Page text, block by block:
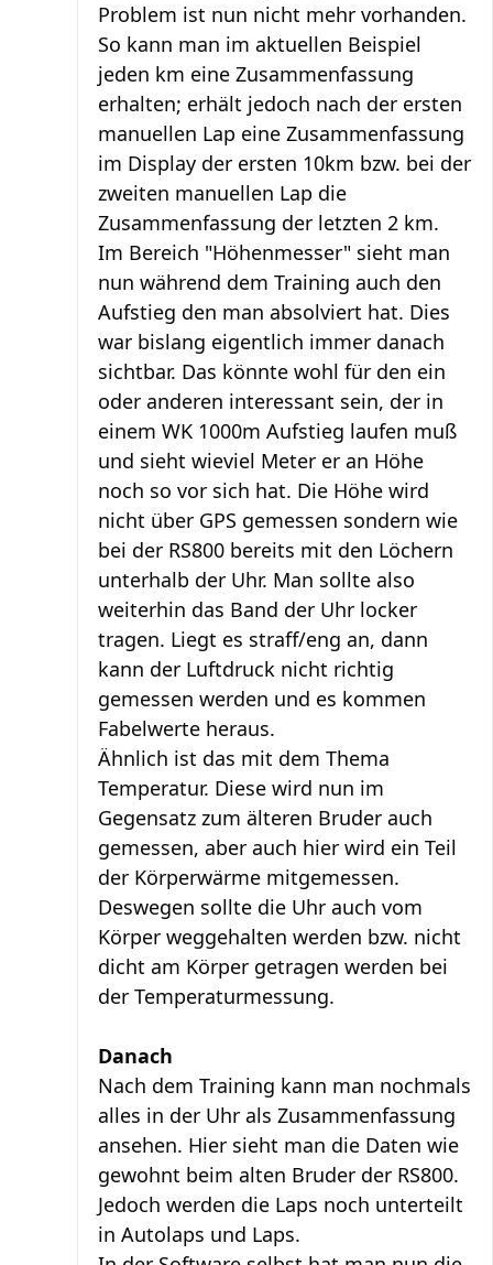
Problem ist nun nicht mehr vorhanden.
So kann man im aktuellen Beispiel
jeden km eine Zusammenfassung
erhalten; erhält jedoch nach der ersten
manuellen Lap eine Zusammenfassung
im Display der ersten 10km bzw. bei der
zweiten manuellen Lap die
Zusammenfassung der letzten 2 km.
Im Bereich "Höhenmesser" sieht man
nun während dem Training auch den
Aufstieg den man absolviert hat. Dies
war bislang eigentlich immer danach
sichtbar. Das könnte wohl für den ein
oder anderen interessant sein, der in
einem WK 1000m Aufstieg laufen muß
und sieht wieviel Meter er an Höhe
noch so vor sich hat. Die Höhe wird
nicht über GPS gemessen sondern wie
bei der RS800 bereits mit den Löchern
unterhalb der Uhr. Man sollte also
weiterhin das Band der Uhr locker
tragen. Liegt es straff/eng an, dann
kann der Luftdruck nicht richtig
gemessen werden und es kommen
Fabelwerte heraus.
Ähnlich ist das mit dem Thema
Temperatur. Diese wird nun im
Gegensatz zum älteren Bruder auch
gemessen, aber auch hier wird ein Teil
der Körperwärme mitgemessen.
Deswegen sollte die Uhr auch vom
Körper weggehalten werden bzw. nicht
dicht am Körper getragen werden bei
der Temperaturmessung.
Danach
Nach dem Training kann man nochmals
alles in der Uhr als Zusammenfassung
ansehen. Hier sieht man die Daten wie
gewohnt beim alten Bruder der RS800.
Jedoch werden die Laps noch unterteilt
in Autolaps und Laps.